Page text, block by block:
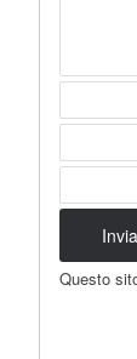
Questo